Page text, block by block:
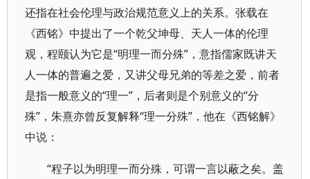
还指在社会伦理与政治规范意义上的关系。张载在
《西铭》中提出了一个乾父坤母、天人一体的伦理
观，程颐认为它是“明理一而分殊”，意指儒家既讲天
人一体的普遍之爱，又讲父母兄弟的等差之爱，前者
是指一般意义的“理一”，后者则是个别意义的“分
殊”，朱熹亦曾反复解释“理一分殊”，他在《西铭解》
中说：
“程子以为明理一而分殊，可谓一言以蔽之矣。盖